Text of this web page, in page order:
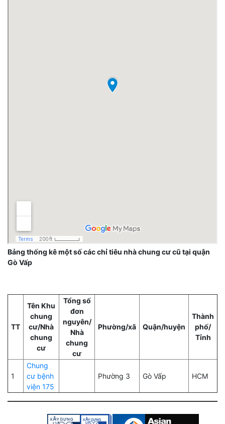
Bảng thống kê một số các chỉ tiêu nhà chung cư cũ tại quận
Gò Vấp
TT
Tên Khu
chung
cư/Nhà
chung
cư
Tổng số
đơn
nguyên/
Nhà
chung
cư
Phường/xã Quận/huyện
Thành
phố/
Tỉnh
1
Chung
cư bệnh
viện 175
Phường 3 Gò Vấp HCM